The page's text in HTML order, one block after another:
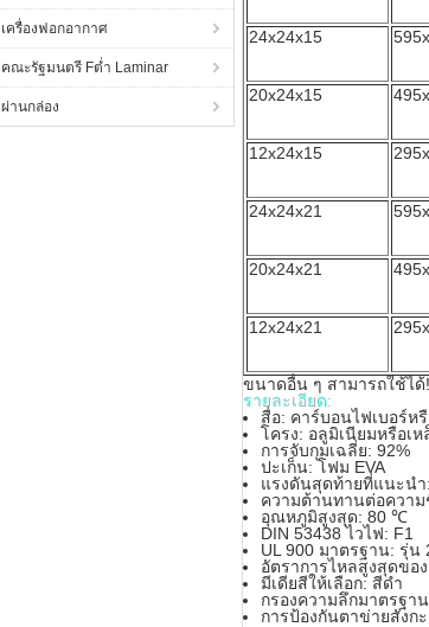
เครื่องฟอกอากาศ
คณะรัฐมนตรี Fต่ำ Laminar
ผ่านกล่อง
24x24x15
20x24x15
12x24x15
24x24x21
20x24x21
12x24x21
ขนาดอื่น ๆ สามารถใช้ได้!
รายละเอียด:
สื่อ: คาร์บอนไฟเบอร์ห
โครง: อลูมิเนียมหรือเ
การจับกุมเฉลี่ย: 92%
ปะเก็น: โฟม EVA
แรงดันสุดท้ายที่แนะนำ
ความต้านทานต่อความ
อุณหภูมิสูงสุด: 80 ℃
DIN 53438 ไวไฟ: F1
UL 900 มาตรฐาน: รุ่น
อัตราการไหลสูงสุดขอ
มีเดียสีให้เลือก: สีดำ
กรองความลึกมาตรฐา
การป้องกันตาข่ายสังก